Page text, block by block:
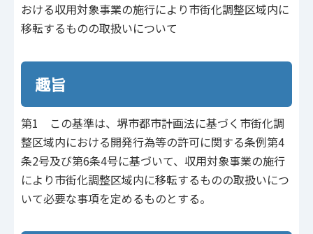
おける収用対象事業の施行により市街化調整区域内に
移転するものの取扱いについて
趣旨
第1 この基準は、堺市都市計画法に基づく市街化調
整区域内における開発行為等の許可に関する条例第4
条2号及び第6条4号に基づいて、収用対象事業の施行
により市街化調整区域内に移転するものの取扱いにつ
いて必要な事項を定めるものとする。